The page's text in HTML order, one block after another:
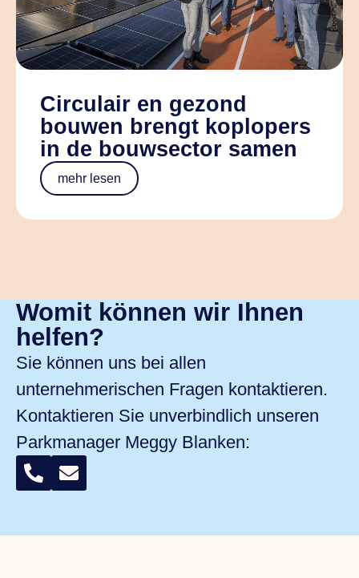
Circulair en gezond
bouwen brengt koplopers
in de bouwsector samen
mehr lesen
Womit können wir Ihnen
helfen?
Sie können uns bei allen
unternehmerischen Fragen kontaktieren.
Kontaktieren Sie unverbindlich unseren
Parkmanager Meggy Blanken: